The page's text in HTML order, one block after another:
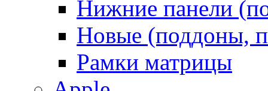
Нижние панели
Новые (поддоны,
Рамки матрицы